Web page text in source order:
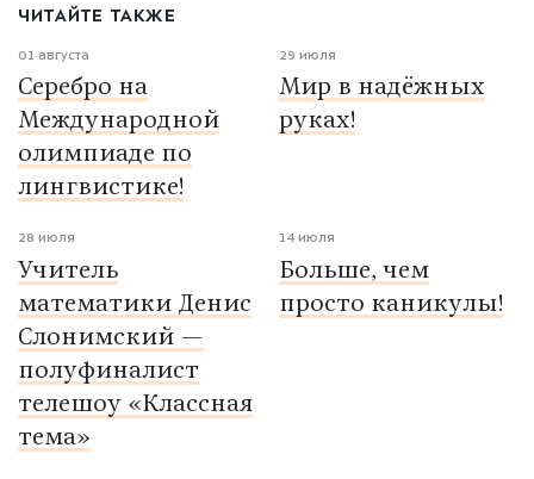
ЧИТАЙТЕ ТАКЖЕ
01 августа
Серебро на
Международной
олимпиаде по
лингвистике!
29 июля
Мир в надёжных
руках!
28 июля
Учитель
математики Денис
Слонимский —
полуфиналист
телешоу «Классная
тема»
14 июля
Больше, чем
просто каникулы!